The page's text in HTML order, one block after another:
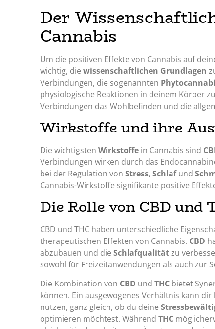
Der
Cannabis
Um die positiven Effekte von Cannabis auf
wichtig, die wissenschaftlichen Grundlagen
Verbindungen, die sogenannten
physiologische Reaktionen in deinem Körper
Verbindungen das Wohlbefinden und die
Wirkstoffe und ihre
Die wichtigsten Wirkstoffe in Cannabis sind
Verbindungen wirken durch das
bei der Regulation von Stress, Schlafund
Cannabis-Wirkstoffe signifikante positive
Die Rolle von CBD und
CBD und THC haben unterschiedliche
therapeutischen Effekten von Cannabis. CBD
abzubauen und die Schlafqualitätzu
sowohl für Freizeitanwendungen als auch zur
Die Kombination von CBD und THC bietet
können. Ein ausgewogenes Verhältnis kann
nutzen, ganz gleich, ob du deine
optimieren möchtest. Während THC